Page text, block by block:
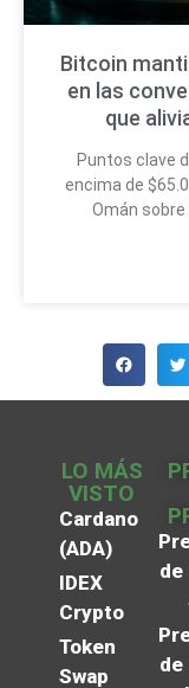
Bitcoin
en las
que
Puntos clave
encima de
Omán
LO MÁS
VISTO
Cardano
(ADA)
IDEX
Crypto
Token
Swap
de
de